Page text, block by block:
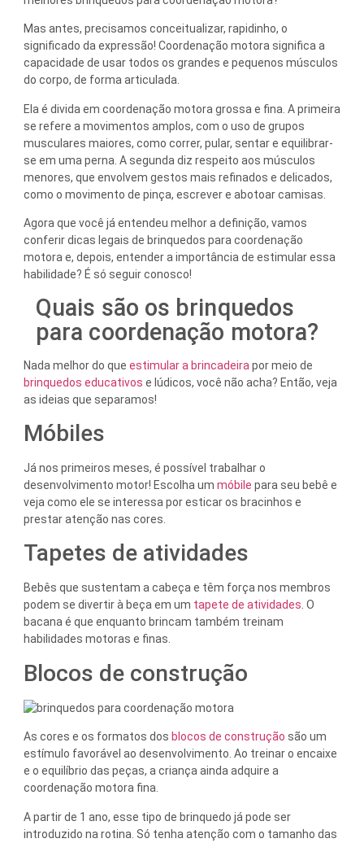
Mas antes, precisamos conceitualizar, rapidinho, o
significado da expressão! Coordenação motora significa a
capacidade de usar todos os grandes e pequenos músculos
do corpo, de forma articulada.
Ela é divida em coordenação motora grossa e fina. A primeira
se refere a movimentos amplos, com o uso de grupos
musculares maiores, como correr, pular, sentar e equilibrar-
se em uma perna. A segunda diz respeito aos músculos
menores, que envolvem gestos mais refinados e delicados,
como o movimento de pinça, escrever e abotoar camisas.
Agora que você já entendeu melhor a definição, vamos
conferir dicas legais de brinquedos para coordenação
motora e, depois, entender a importância de estimular essa
habilidade? É só seguir conosco!
Quais são os brinquedos
para coordenação motora?
Nada melhor do que estimular a brincadeira por meio de
brinquedos educativos e lúdicos, você não acha? Então, veja
as ideias que separamos!
Móbiles
Já nos primeiros meses, é possível trabalhar o
desenvolvimento motor! Escolha um móbile para seu bebê e
veja como ele se interessa por esticar os bracinhos e
prestar atenção nas cores.
Tapetes de atividades
Bebês que sustentam a cabeça e têm força nos membros
podem se divertir à beça em um tapete de atividades. O
bacana é que enquanto brincam também treinam
habilidades motoras e finas.
Blocos de construção
As cores e os formatos dos blocos de construção são um
estímulo favorável ao desenvolvimento. Ao treinar o encaixe
e o equilíbrio das peças, a criança ainda adquire a
coordenação motora fina.
A partir de 1 ano, esse tipo de brinquedo já pode ser
introduzido na rotina. Só tenha atenção com o tamanho das